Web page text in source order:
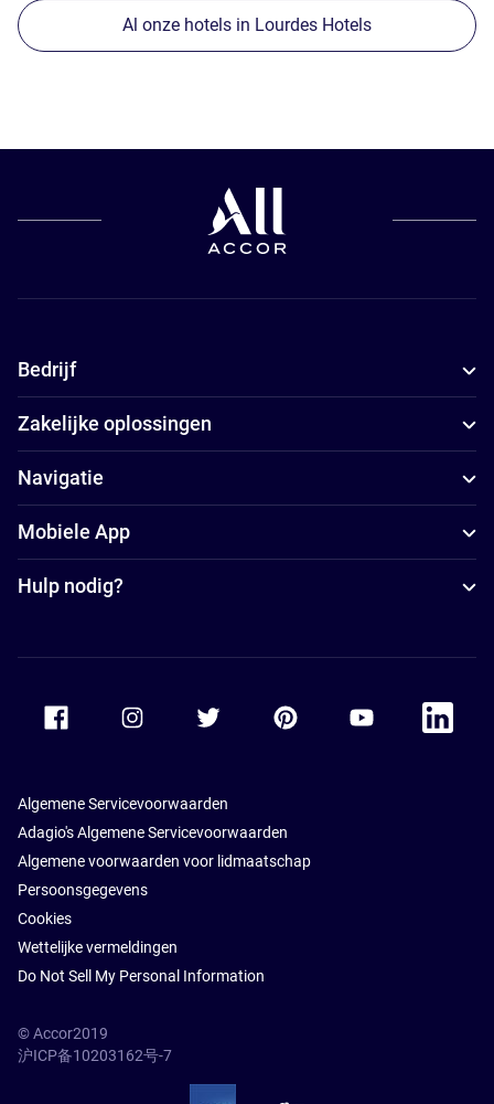
Al onze hotels in Lourdes Hotels
Bedrijf
Zakelijke oplossingen
Navigatie
Mobiele App
Hulp nodig?
Accor Facebook Accor TwitterAccor PinterestAccor Youtube
Accor
Algemene Servicevoorwaarden
Adagio's Algemene Servicevoorwaarden
Algemene voorwaarden voor lidmaatschap
Persoonsgegevens
Cookies
Wettelijke vermeldingen
Do Not Sell My Personal Information
© Accor2019
沪ICP备10203162号-7